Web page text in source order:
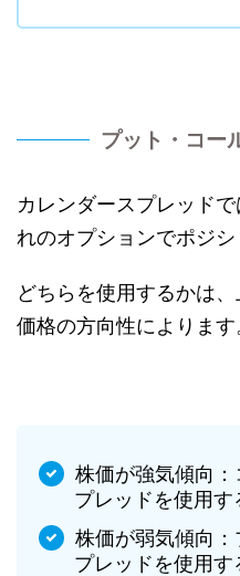
プット・コー
カレンダースプレッド
れのオプションでポジシ
どちらを使用するかは
価格の方向性によります
株価が強気傾向
プレッドを使用す
株価が弱気傾向
プレッドを使用す